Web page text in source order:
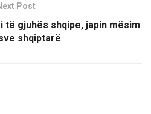
Post
të gjuhës shqipe, japin mësim
shqiptarë